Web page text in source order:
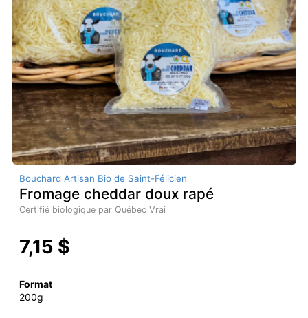
Bouchard Artisan Bio de Saint-Félicien
Fromage cheddar doux rapé
Certifié biologique par Québec Vrai
7,15 $
Format
200g